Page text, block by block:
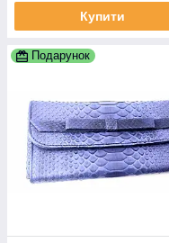
Купити
Подарунок